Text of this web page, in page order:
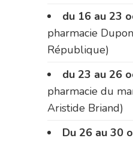
du 16 au 23
pharmacie
République)
du 23 au 26
pharmacie du
Aristide Briand)
Du 26 au 30